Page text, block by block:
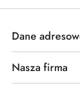
Dane
Nasza firma